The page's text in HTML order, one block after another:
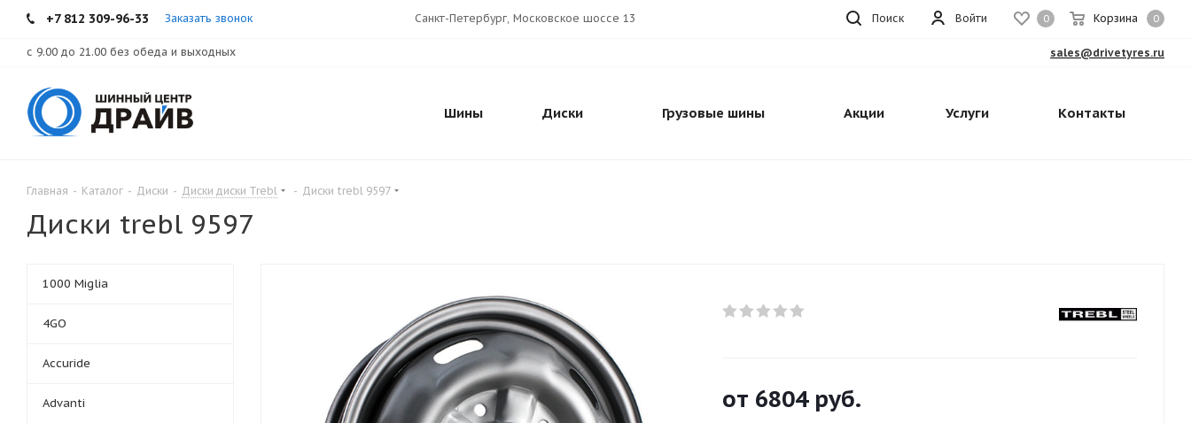
+7 812 309-96-33 Заказать звонок 0 Корзина 0
Войти
Санкт-Петербург, Московское шоссе 13 Поиск
с 9.00 до 21.00 без обеда и выходных sales@drivetyres.ru
Шины Диски Грузовые шины Акции Услуги Контакты
Главная - Каталог - Диски - Диски диски Trebl - Диски trebl 9597
Диски trebl 9597
от 6804руб.
1000 Miglia
4GO
Accuride
Advanti